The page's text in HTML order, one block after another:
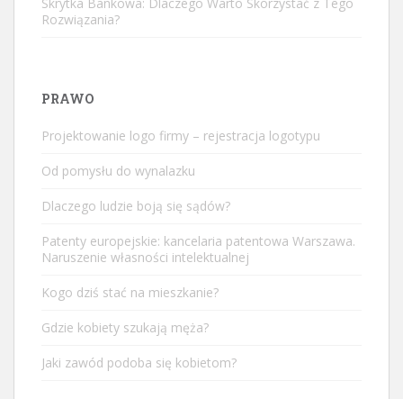
Rozwiązania?
PRAWO
Projektowanie logo firmy – rejestracja logotypu
Od pomysłu do wynalazku
Dlaczego ludzie boją się sądów?
Patenty europejskie: kancelaria patentowa Warszawa.
Naruszenie własności intelektualnej
Kogo dziś stać na mieszkanie?
Gdzie kobiety szukają męża?
Jaki zawód podoba się kobietom?